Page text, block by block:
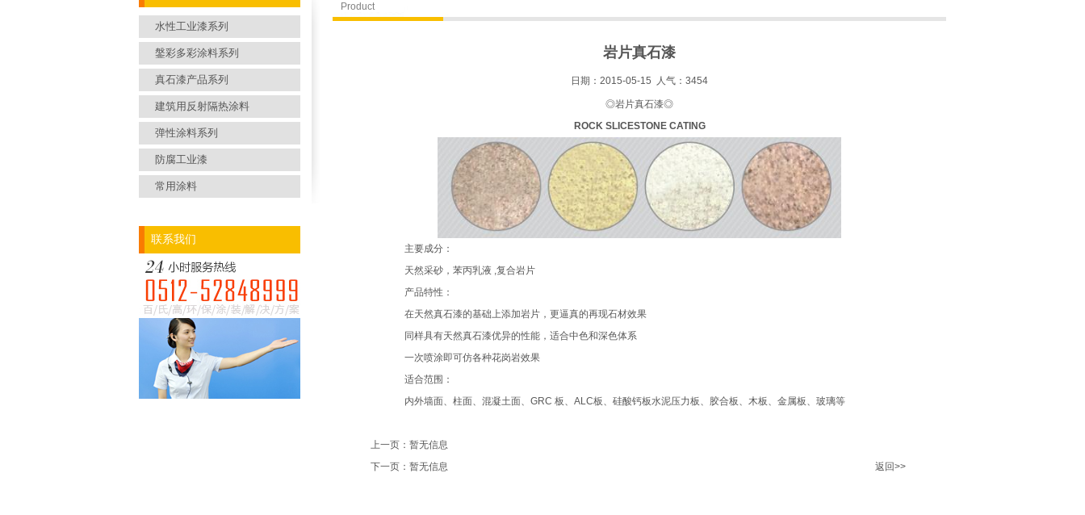
水性工业漆系列
鎜彩多彩涂料系列
真石漆产品系列
建筑用反射隔热涂料
弹性涂料系列
防腐工业漆
常用涂料
联系我们
Product
岩片真石漆
日期：2015-05-15 人气：3454
◎岩片真石漆◎
ROCK SLICESTONE CATING
主要成分：
天然采砂，苯丙乳液 ,复合岩片
产品特性：
在天然真石漆的基础上添加岩片，更逼真的再现石材效果
同样具有天然真石漆优异的性能，适合中色和深色体系
一次喷涂即可仿各种花岗岩效果
适合范围：
内外墙面、柱面、混凝土面、GRC 板、ALC板、硅酸钙板水泥压力板、胶合板、木板、金属板、玻璃等
上一页：暂无信息
下一页：暂无信息
返回>>